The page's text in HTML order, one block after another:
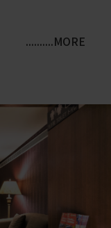
..........MORE